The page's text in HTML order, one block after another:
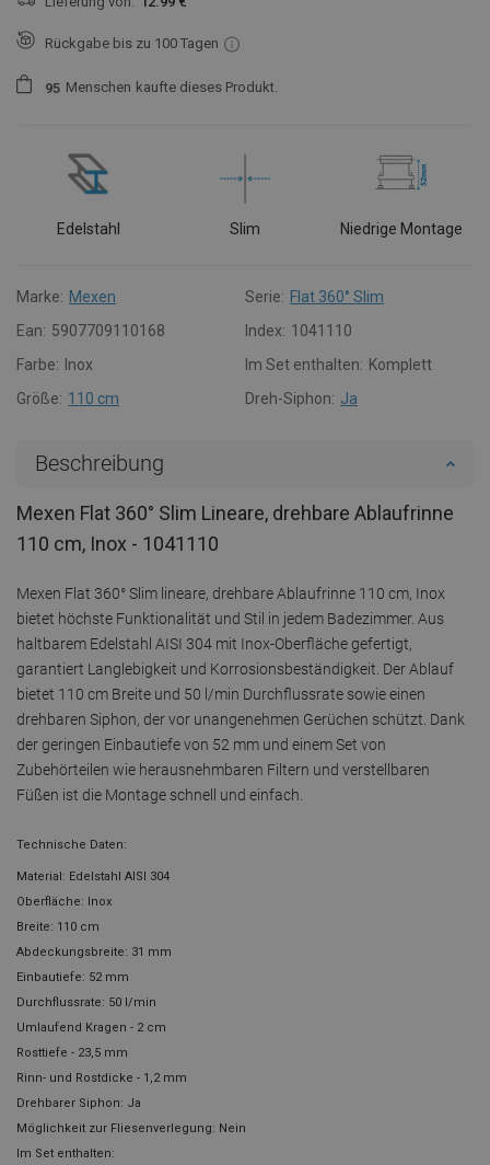
Rückgabe bis zu 100 Tagen
95 Menschen kaufte dieses Produkt.
Edelstahl Slim Niedrige Montage
Marke: Mexen Serie: Flat 360° Slim
Ean: 5907709110168 Index: 1041110
Farbe:
Inox Im Set enthalten: Komplett
Größe: 110 cm Dreh-Siphon: Ja
Beschreibung
Mexen Flat 360° Slim Lineare, drehbare Ablaufrinne
110 cm, Inox - 1041110
Mexen Flat 360° Slim lineare, drehbare Ablaufrinne 110 cm, Inox
bietet höchste Funktionalität und Stil in jedem Badezimmer. Aus
haltbarem Edelstahl AISI 304 mit Inox-Oberfläche gefertigt,
garantiert Langlebigkeit und Korrosionsbeständigkeit. Der Ablauf
bietet 110 cm Breite und 50 l/min Durchflussrate sowie einen
drehbaren Siphon, der vor unangenehmen Gerüchen schützt. Dank
der geringen Einbautiefe von 52 mm und einem Set von
Zubehörteilen wie herausnehmbaren Filtern und verstellbaren
Füßen ist die Montage schnell und einfach.
Technische Daten:
Material: Edelstahl AISI 304
Oberfläche: Inox
Breite: 110 cm
Abdeckungsbreite: 31 mm
Einbautiefe: 52 mm
Durchflussrate: 50 l/min
Umlaufend Kragen - 2 cm
Rosttiefe - 23,5 mm
Rinn- und Rostdicke - 1,2 mm
Drehbarer Siphon: Ja
Möglichkeit zur Fliesenverlegung: Nein
Im Set enthalten: